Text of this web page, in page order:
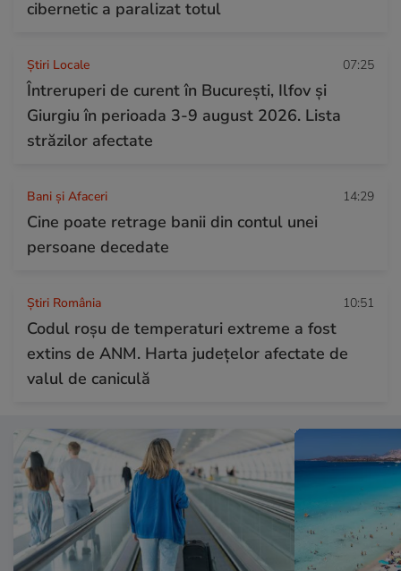
cibernetic a paralizat totul
Știri Locale 07:25
Întreruperi de curent în București, Ilfov și
Giurgiu în perioada 3-9 august 2026. Lista
străzilor afectate
Bani și Afaceri 14:29
Cine poate retrage banii din contul unei
persoane decedate
Știri România 10:51
Codul roșu de temperaturi extreme a fost
extins de ANM. Harta județelor afectate de
valul de caniculă